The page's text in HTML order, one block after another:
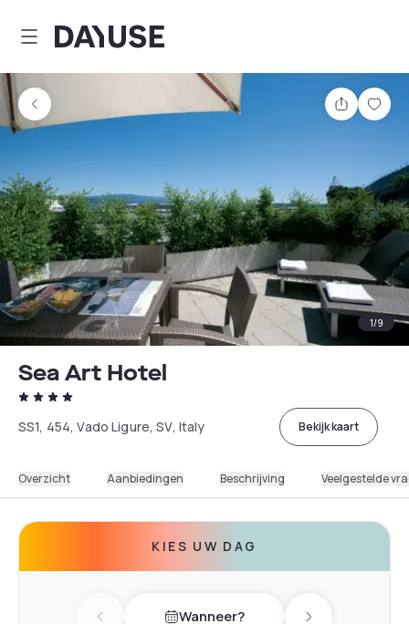
Dayuse
Delen
1/9
Sea Art Hotel
SS1, 454, Vado Ligure, SV, Italy Bekijk kaart
Overzicht Aanbiedingen Beschrijving Veelgestelde
KIES UW DAG
Wanneer?